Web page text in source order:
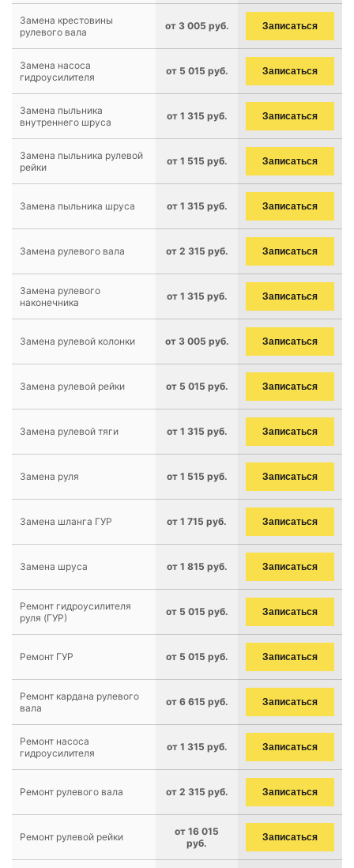
Замена крестовины
рулевого вала
от 3 005 руб. Записаться
Замена насоса
гидроусилителя
от 5 015 руб. Записаться
Замена пыльника
внутреннего шруса
от 1 315 руб. Записаться
Замена пыльника рулевой
рейки
от 1 515 руб. Записаться
Замена пыльника шруса от 1 315 руб. Записаться
Замена рулевого вала от 2 315 руб. Записаться
Замена рулевого
наконечника
от 1 315 руб. Записаться
Замена рулевой колонки от 3 005 руб. Записаться
Замена рулевой рейки от 5 015 руб. Записаться
Замена рулевой тяги от 1 315 руб. Записаться
Замена руля от 1 515 руб. Записаться
Замена шланга ГУР от 1 715 руб. Записаться
Замена шруса от 1 815 руб. Записаться
Ремонт гидроусилителя
руля (ГУР)
от 5 015 руб. Записаться
Ремонт ГУР от 5 015 руб. Записаться
Ремонт кардана рулевого
вала
от 6 615 руб. Записаться
Ремонт насоса
гидроусилителя
от 1 315 руб. Записаться
Ремонт рулевого вала от 2 315 руб. Записаться
Ремонт рулевой рейки
от 16 015
руб.
Записаться